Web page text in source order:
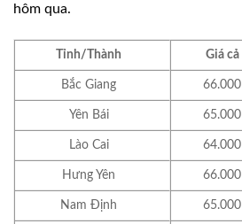
hôm qua.
Tỉnh/Thành Giá cả
Bắc Giang 66.000
Yên Bái 65.000
Lào Cai 64.000
Hưng Yên 66.000
Nam Định 65.000